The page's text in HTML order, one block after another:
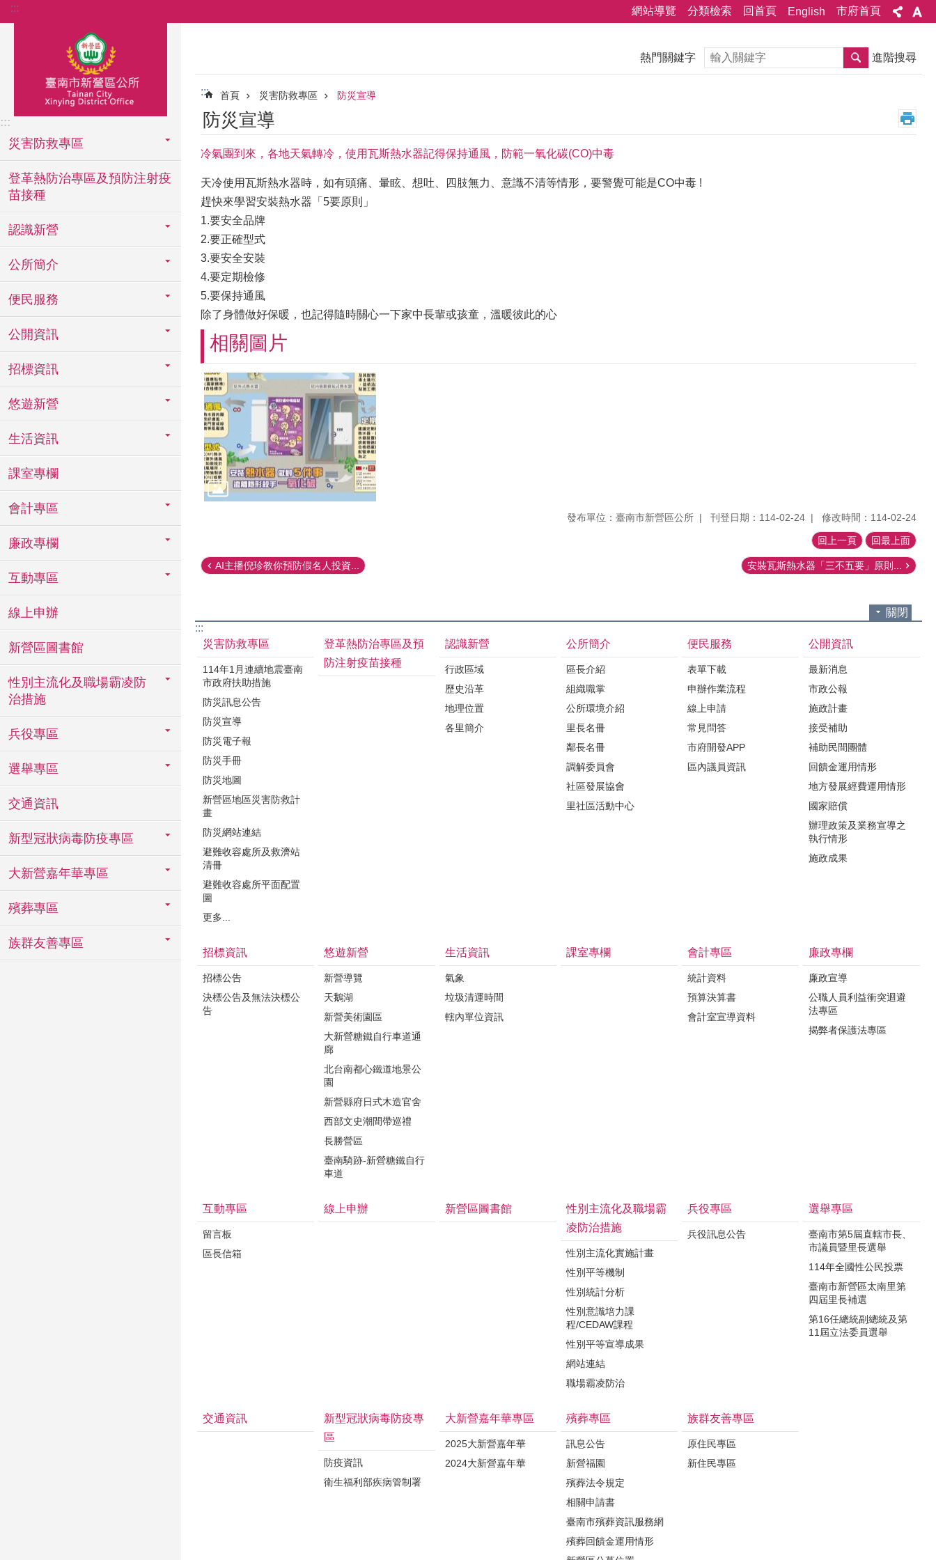
跳到主要內容區塊
::: 網站導覽 分類檢索 回首頁 English 市府首頁
:::
災害防救專區
登革熱防治專區及預防注射疫
苗接種
認識新營
公所簡介
便民服務
公開資訊
招標資訊
悠遊新營
生活資訊
課室專欄
會計專區
廉政專欄
互動專區
線上申辦
新營區圖書館
性別主流化及職場霸凌防
治措施
兵役專區
選舉專區
交通資訊
新型冠狀病毒防疫專區
大新營嘉年華專區
殯葬專區
族群友善專區
熱門關鍵字 搜尋 進階搜尋
::: 首頁 災害防救專區 防災宣導
防災宣導
冷氣團到來，各地天氣轉冷，使用瓦斯熱水器記得保持通風，防範一氧化碳(CO)中毒
天冷使用瓦斯熱水器時，如有頭痛、暈眩、想吐、四肢無力、意識不清等情形，要警覺可能是CO中毒 !
趕快來學習安裝熱水器「5要原則」
1.要安全品牌
2.要正確型式
3.要安全安裝
4.要定期檢修
5.要保持通風
除了身體做好保暖，也記得隨時關心一下家中長輩或孩童，溫暖彼此的心
相關圖片
發布單位：臺南市新營區公所 刊登日期：114-02-24 修改時間：114-02-24
回上一頁 回最上面
AI主播倪珍教你預防假名人投資... 安裝瓦斯熱水器「三不五要」原則...
關閉
:::
災害防救專區
114年1月連續地震臺南
市政府扶助措施
防災訊息公告
防災宣導
防災電子報
防災手冊
防災地圖
新營區地區災害防救計
畫
防災網站連結
避難收容處所及救濟站
清冊
避難收容處所平面配置
圖
更多...
登革熱防治專區及預
防注射疫苗接種
認識新營
行政區域
歷史沿革
地理位置
各里簡介
公所簡介
區長介紹
組織職掌
公所環境介紹
里長名冊
鄰長名冊
調解委員會
社區發展協會
里社區活動中心
便民服務
表單下載
申辦作業流程
線上申請
常見問答
市府開發APP
區內議員資訊
公開資訊
最新消息
市政公報
施政計畫
接受補助
補助民間團體
回饋金運用情形
地方發展經費運用情形
國家賠償
辦理政策及業務宣導之
執行情形
施政成果
招標資訊
招標公告
決標公告及無法決標公
告
悠遊新營
新營導覽
天鵝湖
新營美術園區
大新營糖鐵自行車道通
廊
北台南都心鐵道地景公
園
新營縣府日式木造官舍
西部文史潮間帶巡禮
長勝營區
臺南騎跡-新營糖鐵自行
車道
生活資訊
氣象
垃圾清運時間
轄內單位資訊
課室專欄 會計專區
統計資料
預算決算書
會計室宣導資料
廉政專欄
廉政宣導
公職人員利益衝突迴避
法專區
揭弊者保護法專區
互動專區
留言板
區長信箱
線上申辦 新營區圖書館
性別主流化及職場霸
凌防治措施
性別主流化實施計畫
性別平等機制
性別統計分析
性別意識培力課
程/CEDAW課程
性別平等宣導成果
網站連結
職場霸凌防治
兵役專區
兵役訊息公告
選舉專區
臺南市第5屆直轄市長、
市議員暨里長選舉
114年全國性公民投票
臺南市新營區太南里第
四屆里長補選
第16任總統副總統及第
11屆立法委員選舉
交通資訊
新型冠狀病毒防疫專
區
防疫資訊
衛生福利部疾病管制署
大新營嘉年華專區
2025大新營嘉年華
2024大新營嘉年華
殯葬專區
訊息公告
新營福園
殯葬法令規定
相關申請書
臺南市殯葬資訊服務網
殯葬回饋金運用情形
族群友善專區
原住民專區
新住民專區